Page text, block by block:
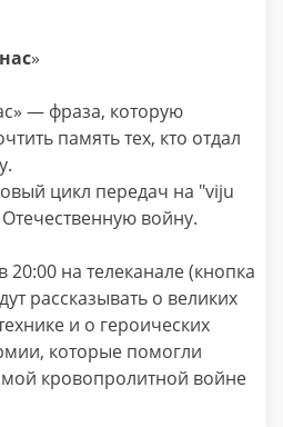
»
— фраза, которую
память тех, кто отдал
цикл передач на "viju
войну.
20:00 на телеканале (кнопка
рассказывать о великих
и о героических
которые помогли
кровопролитной войне